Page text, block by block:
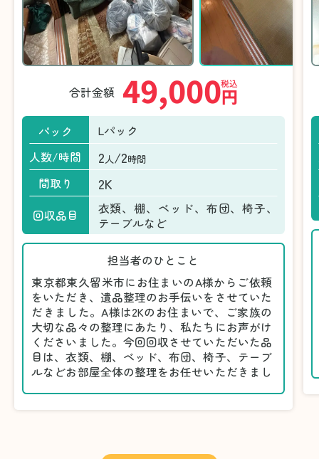
合計金額 49,000円
税込
パック
Lパック
人数/時間
2人/2時間
間取り 2K
回収品目
衣類、棚、ベッド、布団、椅子、
テーブルなど
担当者のひとこと
東京都東久留米市にお住まいのA様からご依頼
をいただき、遺品整理のお手伝いをさせていた
だきました。A様は2Kのお住まいで、ご家族の
大切な品々の整理にあたり、私たちにお声がけ
くださいました。今回回収させていただいた品
目は、衣類、棚、ベッド、布団、椅子、テーブ
ルなどお部屋全体の整理をお任せいただきまし